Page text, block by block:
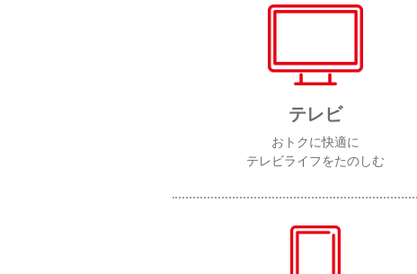
テレビ
おトクに快適に
テレビライフをたのしむ